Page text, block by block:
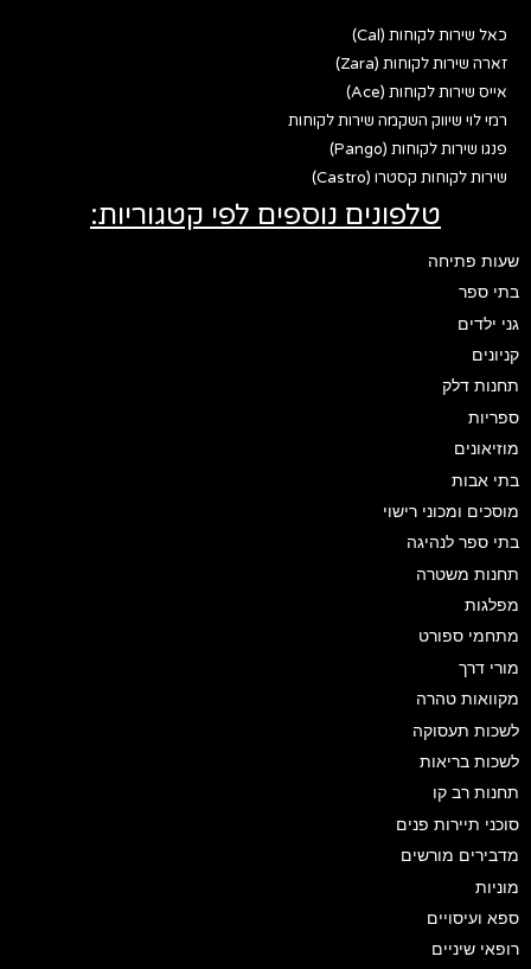
כאל שירות לקוחות (Cal)
זארה שירות לקוחות (Zara)
אייס שירות לקוחות (Ace)
רמי לוי שיווק השקמה שירות לקוחות
פנגו שירות לקוחות (Pango)
שירות לקוחות קסטרו (Castro)
טלפונים נוספים לפי קטגוריות:
שעות פתיחה
בתי ספר
גני ילדים
קניונים
תחנות דלק
ספריות
מוזיאונים
בתי אבות
מוסכים ומכוני רישוי
בתי ספר לנהיגה
תחנות משטרה
מפלגות
מתחמי ספורט
מורי דרך
מקוואות טהרה
לשכות תעסוקה
לשכות בריאות
תחנות רב קו
סוכני תיירות פנים
מדבירים מורשים
מוניות
ספא ועיסויים
רופאי שיניים